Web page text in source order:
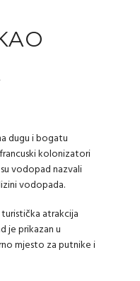
dugu i bogatu
kolonizatori
vodopad nazvali
vodopada.
atrakcija
je prikazan u
mjesto za putnike i